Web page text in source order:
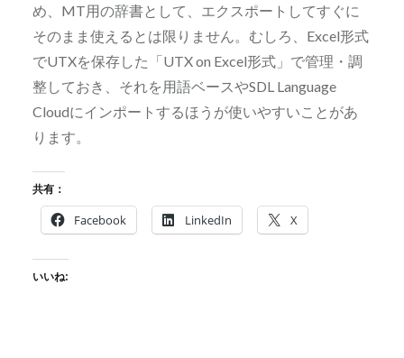
め、MT用の辞書として、エクスポートしてすぐに
そのまま使えるとは限りません。むしろ、Excel形式
でUTXを保存した「UTX on Excel形式」で管理・調
整しておき、それを用語ベースやSDL Language
Cloudにインポートするほうが使いやすいことがあ
ります。
共有：
Facebook LinkedIn X
いいね: